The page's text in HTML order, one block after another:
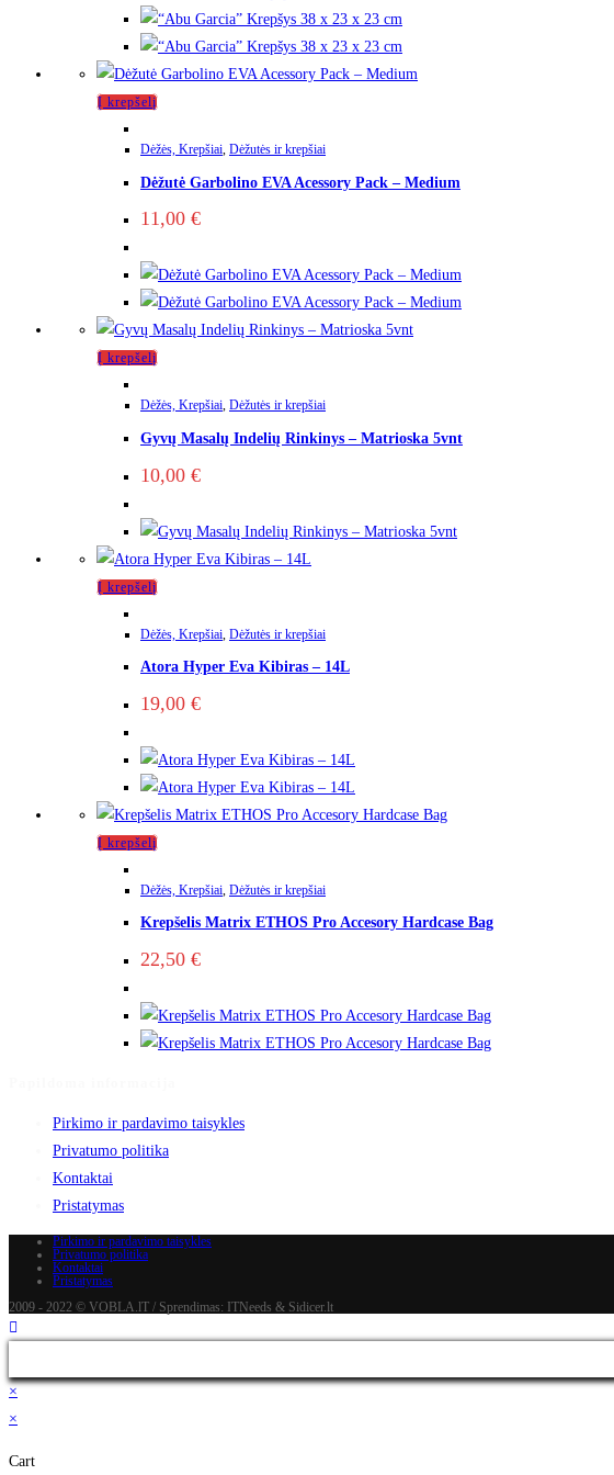
Į krepšelį
Dėžės, Krepšiai, Dėžutės ir krepšiai
Dėžutė Garbolino EVA Acessory Pack – Medium
11,00 €
Į krepšelį
Dėžės, Krepšiai, Dėžutės ir krepšiai
Gyvų Masalų Indelių Rinkinys – Matrioska 5vnt
10,00 €
Į krepšelį
Dėžės, Krepšiai Dėžutės ir krepšiai
Atora Hyper Eva Kibiras – 14L
19,00 €
Į krepšelį
Dėžės, Krepšiai Dėžutės ir krepšiai
Krepšelis Matrix ETHOS Pro Accesory Hardcase Bag
22,50 €
Pirkimo ir pardavimo taisykles
Privatumo politika
Kontaktai
Pristatymas
Pirkimo ir pardavimo taisykles
Privatumo politika
Kontaktai
Pristatymas
2009 - 2022 © VOBLA.lT / Sprendimas: ITNeeds & Sidicer.lt
×
×
Cart